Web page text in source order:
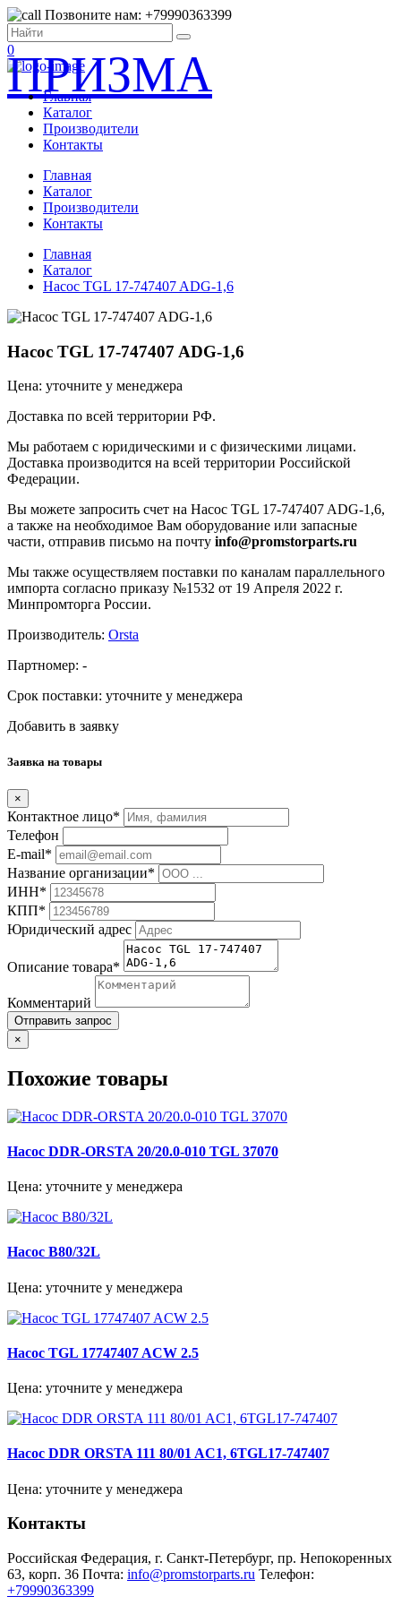
Позвоните нам: +79990363399
0
ПРИЗМА
Главная
Каталог
Производители
Контакты
Главная
Каталог
Производители
Контакты
Главная
Каталог
Насос TGL 17-747407 ADG-1,6
Насос TGL 17-747407 ADG-1,6
Цена: уточните у менеджера
Доставка по всей территории РФ.
Мы работаем с юридическими и с физическими лицами.
Доставка производится на всей территории Российской
Федерации.
Вы можете запросить счет на Насос TGL 17-747407 ADG-1,6,
а также на необходимое Вам оборудование или запасные
части, отправив письмо на почту info@promstorparts.ru
Мы также осуществляем поставки по каналам параллельного
импорта согласно приказу №1532 от 19 Апреля 2022 г.
Минпромторга России.
Производитель: Orsta
Партномер: -
Срок поставки: уточните у менеджера
Добавить в заявку
Заявка на товары
×
Контактное лицо*
Телефон
E-mail*
Название организации*
ИНН*
КПП*
Юридический адрес
Описание товара*
Комментарий
Отправить запрос
×
Похожие товары
Насос DDR-ORSTA 20/20.0-010 TGL 37070
Цена: уточните у менеджера
Насос B80/32L
Цена: уточните у менеджера
Насос TGL 17747407 ACW 2.5
Цена: уточните у менеджера
Насос DDR ORSTA 111 80/01 AC1, 6TGL17-747407
Цена: уточните у менеджера
Контакты
Российская Федерация, г. Санкт-Петербург, пр. Непокоренных
63, корп. 36 Почта: info@promstorparts.ru Телефон:
+79990363399